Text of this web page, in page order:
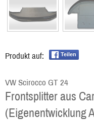
Produkt auf: Teilen
VW Scirocco GT 24
Frontsplitter aus
(Eigenentwicklung